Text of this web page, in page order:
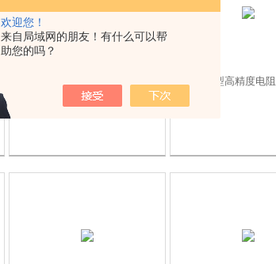
欢迎您！
来自局域网的朋友！有什么可以帮
助您的吗？
WX74型高精度电